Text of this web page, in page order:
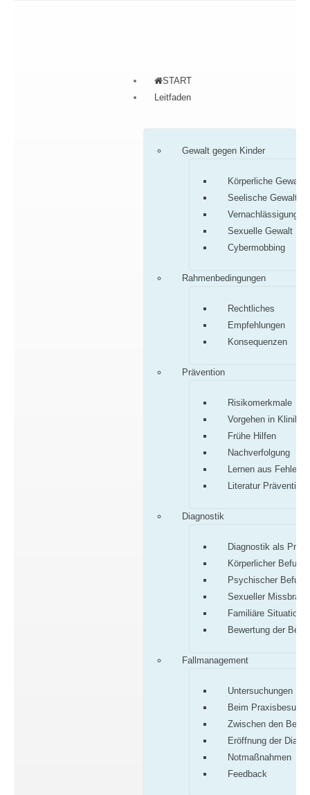
START
Leitfaden
Gewalt gegen Kinder
Körperliche Gewalt
Seelische Gewalt
Vernachlässigung
Sexuelle Gewalt
Cybermobbing
Rahmenbedingungen
Rechtliches
Empfehlungen
Konsequenzen
Prävention
Risikomerkmale
Vorgehen in Klinik/
Frühe Hilfen
Nachverfolgung
Lernen aus Fehlern
Literatur Prävention
Diagnostik
Diagnostik als
Körperlicher Befund
Psychischer Befund
Sexueller
Familiäre Situation
Bewertung der
Fallmanagement
Untersuchungen
Beim Praxisbesuch
Zwischen den
Eröffnung der
Notmaßnahmen
Feedback